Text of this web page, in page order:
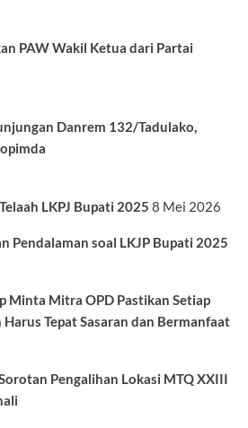
PAW Wakil Ketua dari Partai
Danrem 132/Tadulako,
LKPJ Bupati 2025 8 Mei 2026
Pendalaman soal LKJP Bupati 2025
Minta Mitra OPD Pastikan Setiap
Tepat Sasaran dan Bermanfaat
Pengalihan Lokasi MTQ XXIII